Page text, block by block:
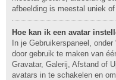
afbeelding is meestal uniek
Hoe kan ik een avatar
In je Gebruikerspaneel,
door gebruik te maken van
Gravatar, Galerij, Afstand of
avatars in te schakelen en